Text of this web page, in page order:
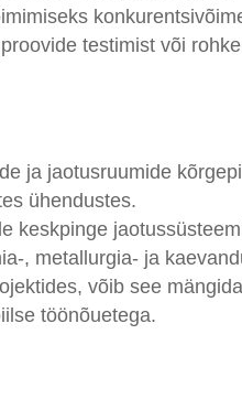
testimist või
ja jaotusruumide
ühendustes.
keskpinge
, metallurgia- ja
võib see
töönõuetega.